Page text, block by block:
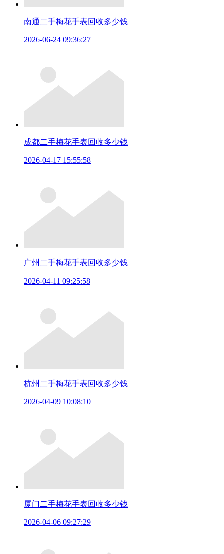
南通二手梅花手表回收多少钱
2026-06-24 09:36:27
成都二手梅花手表回收多少钱
2026-04-17 15:55:58
广州二手梅花手表回收多少钱
2026-04-11 09:25:58
杭州二手梅花手表回收多少钱
2026-04-09 10:08:10
厦门二手梅花手表回收多少钱
2026-04-06 09:27:29